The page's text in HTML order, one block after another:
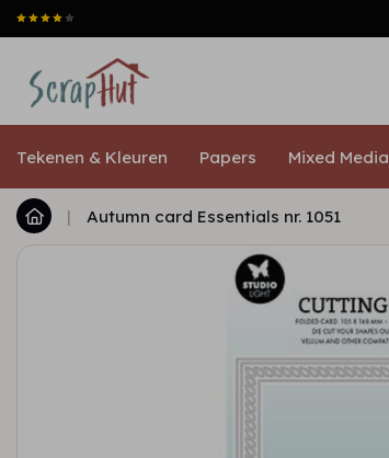
Tekenen & Kleuren Papers Mixed Media
| Autumn card Essentials nr. 1051